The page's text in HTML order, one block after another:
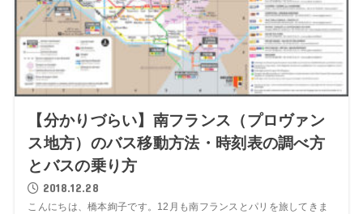
【分かりづらい】南フランス（プロヴァン
ス地方）のバス移動方法・時刻表の調べ方
とバスの乗り方
2018.12.28
こんにちは、橋本絢子です。12月も南フランスとパリを旅してきま